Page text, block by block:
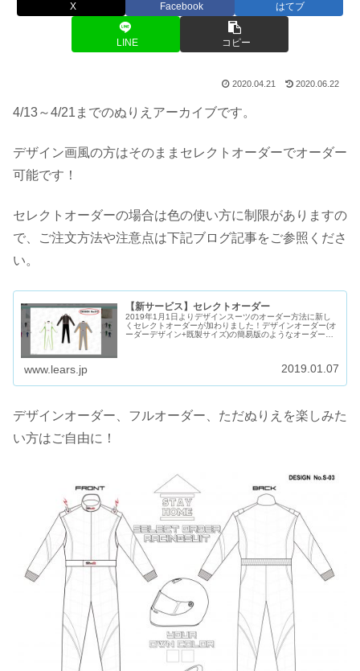
X Facebook はてブ
LINE コピー
2020.04.21 2020.06.22
4/13～4/21までのぬりえアーカイブです。
デザイン画風の方はそのままセレクトオーダーでオーダー
可能です！
セレクトオーダーの場合は色の使い方に制限がありますの
で、ご注文方法や注意点は下記ブログ記事をご参照くださ
い。
【新サービス】セレクトオーダー
2019年1月1日よりデザインスーツのオーダー方法に新し
くセレクトオーダーが加わりました！デザインオーダー(オ
ーダーデザイン+既製サイズ)の簡易版のようなオーダー方
www.lears.jp 2019.01.07
デザインオーダー、フルオーダー、ただぬりえを楽しみた
い方はご自由に！